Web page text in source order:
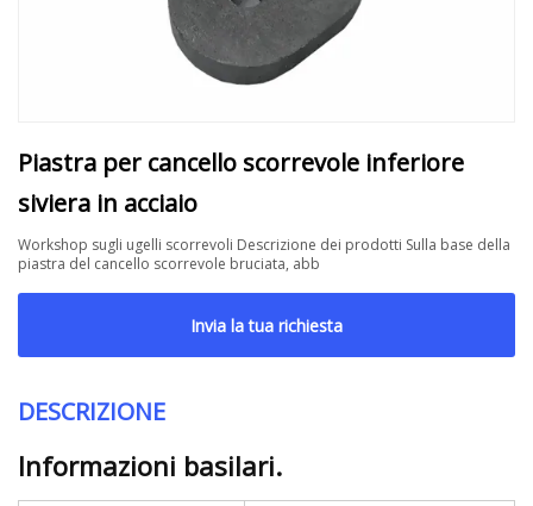
Piastra per cancello scorrevole inferiore
siviera in acciaio
Workshop sugli ugelli scorrevoli Descrizione dei prodotti Sulla base della
piastra del cancello scorrevole bruciata, abb
Invia la tua richiesta
DESCRIZIONE
Informazioni basilari.